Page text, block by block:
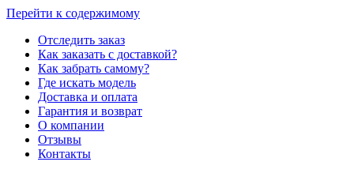
Перейти к содержимому
Отследить заказ
Как заказать с доставкой?
Как забрать самому?
Где искать модель
Доставка и оплата
Гарантия и возврат
О компании
Отзывы
Контакты